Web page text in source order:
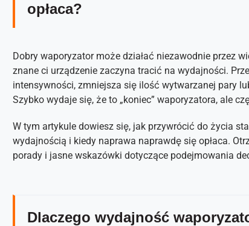
opłaca?
Dobry waporyzator może działać niezawodnie przez
znane ci urządzenie zaczyna tracić na wydajności.
intensywności, zmniejsza się ilość wytwarzanej pary
Szybko wydaje się, że to „koniec” waporyzatora, ale
W tym artykule dowiesz się, jak przywrócić do życia
wydajnością i kiedy naprawa naprawdę się opłaca.
porady i jasne wskazówki dotyczące podejmowania
Dlaczego wydajność